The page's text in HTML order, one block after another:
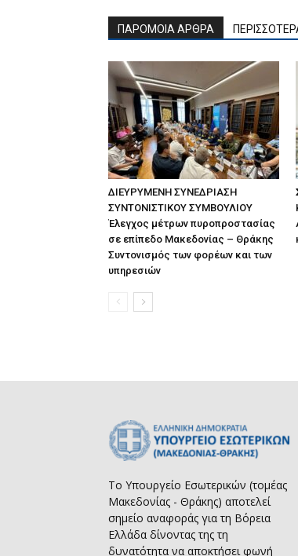
ΠΑΡΟΜΟΙΑ ΑΡΘΡΑ
ΔΙΕΥΡΥΜΕΝΗ ΣΥΝΕΔΡΙΑΣΗ
ΣΥΝΤΟΝΙΣΤΙΚΟΥ ΣΥΜΒΟΥΛΙΟΥ
Έλεγχος μέτρων πυροπροστασίας
σε επίπεδο Μακεδονίας – Θράκης
Συντονισμός των φορέων και των
υπηρεσιών
Το Υπουργείο Εσωτερικών (τομέας
Μακεδονίας - Θράκης) αποτελεί
σημείο αναφοράς για τη Βόρεια
Ελλάδα δίνοντας της τη
δυνατότητα να αποκτήσει φωνή